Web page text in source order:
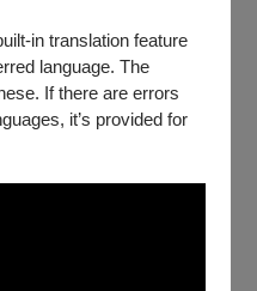
in translation feature
language. The
If there are errors
it’s provided for
克萊斯勒（Fritz Kreisler）
斗羅斯托波維奇( Mstislav
小提琴家之一（One of the
。